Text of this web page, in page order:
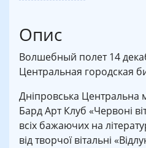
Опис
Волшебный полет 14
Центральная городская
Дніпровська Центральна
Бард Арт Клуб «Червоні
всіх бажаючих на
від творчої вітальні